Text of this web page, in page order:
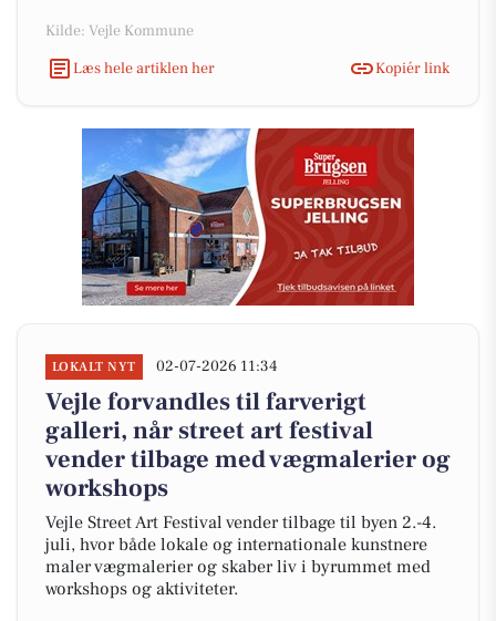
Kilde: Vejle Kommune
Læs hele artiklen her
Kopiér link
LOKALT NYT 02-07-2026 11:34
Vejle forvandles til farverigt
galleri, når street art festival
vender tilbage med vægmalerier og
workshops
Vejle Street Art Festival vender tilbage til byen 2.-4.
juli, hvor både lokale og internationale kunstnere
maler vægmalerier og skaber liv i byrummet med
workshops og aktiviteter.